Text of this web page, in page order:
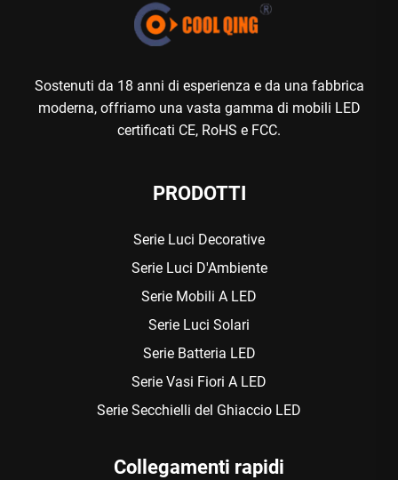
Sostenuti da 18 anni di esperienza e da una fabbrica
moderna, offriamo una vasta gamma di mobili LED
certificati CE, RoHS e FCC.
PRODOTTI
Serie Luci Decorative
Serie Luci D'Ambiente
Serie Mobili A LED
Serie Luci Solari
Serie Batteria LED
Serie Vasi Fiori A LED
Serie Secchielli del Ghiaccio LED
Collegamenti rapidi